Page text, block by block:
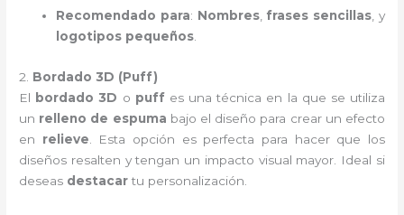
Recomendado para: Nombres, frases sencillas, y
logotipos pequeños.
2. Bordado 3D (Puff)
El bordado 3D o puffes una técnica en la que se utiliza
un relleno de espuma bajo el diseño para crear un efecto
en relieve. Esta opción es perfecta para hacer que los
diseños resalten y tengan un impacto visual mayor. Ideal si
deseas destacartu personalización.